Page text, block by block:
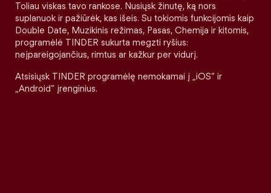
Toliau viskas tavo rankose. Nusiųsk žinutę, ką nors
suplanuok ir pažiūrėk, kas išeis. Su tokiomis funkcijomis kaip
Double Date, Muzikinis režimas, Pasas, Chemija ir kitomis,
programėlė TINDER sukurta megzti ryšius:
neįpareigojančius, rimtus ar kažkur per vidurį.
Atsisiųsk TINDER programėlę nemokamai į „iOS“ ir
„Android“ įrenginius.